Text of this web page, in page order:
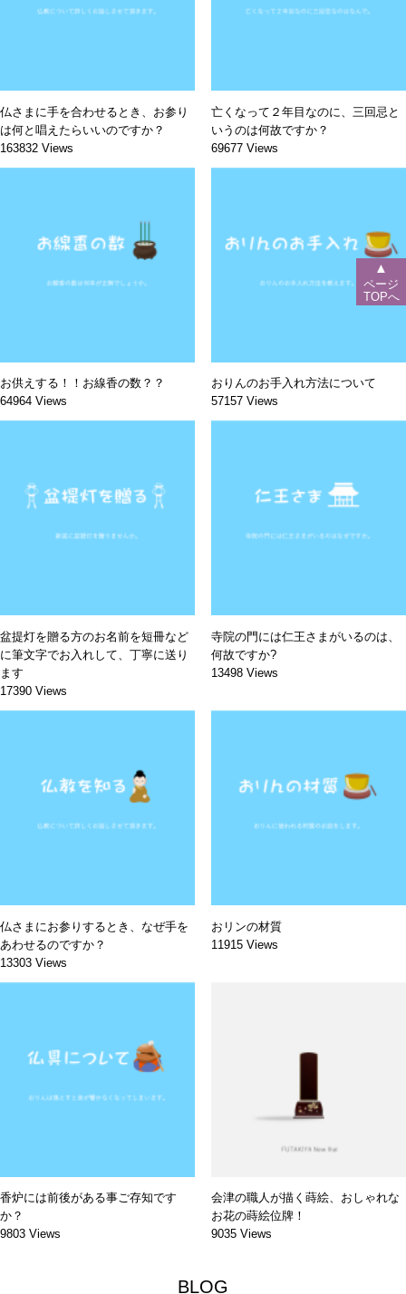
仏さまに手を合わせるとき、お参り
は何と唱えたらいいのですか？
163832 Views
亡くなって２年目なのに、三回忌と
いうのは何故ですか？
69677 Views
お供えする！！お線香の数？？
64964 Views
おりんのお手入れ方法について
57157 Views
盆提灯を贈る方のお名前を短冊など
に筆文字でお入れして、丁寧に送り
ます
17390 Views
寺院の門には仁王さまがいるのは、
何故ですか?
13498 Views
仏さまにお参りするとき、なぜ手を
あわせるのですか？
13303 Views
おリンの材質
11915 Views
香炉には前後がある事ご存知です
か？
9803 Views
会津の職人が描く蒔絵、おしゃれな
お花の蒔絵位牌！
9035 Views
BLOG
▲
ページ
TOPへ